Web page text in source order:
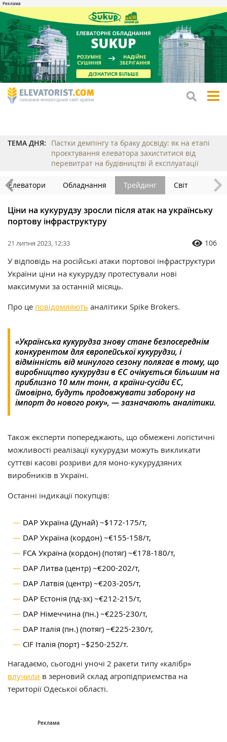
ТЕМА ДНЯ:
Пастки демпінгу та браку досвіду: як на етапі
проєктування елеватора захиститися від
перевитрат на будівництві й експлуатації
Елеватори Обладнання Трейдинг Світ
Ціни на кукурудзу зросли після атак на українську
портову інфраструктуру
21 липня 2023, 12:33 106
У відповідь на російські атаки портової інфраструктури
України ціни на кукурудзу протестували нові
максимуми за останній місяць.
Про це повідомляють аналітики Spike Brokers.
«Українська кукурудза знову стане безпосереднім
конкурентом для європейської кукурудзи, і
відмінність від минулого сезону полягає в тому, що
виробництво кукурудзи в ЄС очікується більшим на
приблизно 10 млн тонн, а країни-сусіди ЄС,
ймовірно, будуть продовжувати заборону на
імпорт до нового року», — зазначають аналітики.
Також експерти попереджають, що обмежені логістичні
можливості реалізації кукурудзи можуть викликати
суттєві касові розриви для моно-кукурудзяних
виробників в Україні.
Останні індикації покупців:
DAP Україна (Дунай) ~$172-175/т,
DAP Україна (кордон) ~€155-158/т,
FCA Україна (кордон) (потяг) ~€178-180/т,
DAP Литва (центр) ~€200-202/т,
DAP Латвія (центр) ~€203-205/т,
DAP Естонія (пд-зх) ~€212-215/т,
DAP Німеччина (пн.) ~€225-230/т,
DAP Італія (пн.) (потяг) ~€225-230/т,
CIF Італія (порт) ~$250-252/т.
Нагадаємо, сьогодні уночі 2 ракети типу «калібр»
влучили в зерновий склад агропідприємства на
території Одеської області.